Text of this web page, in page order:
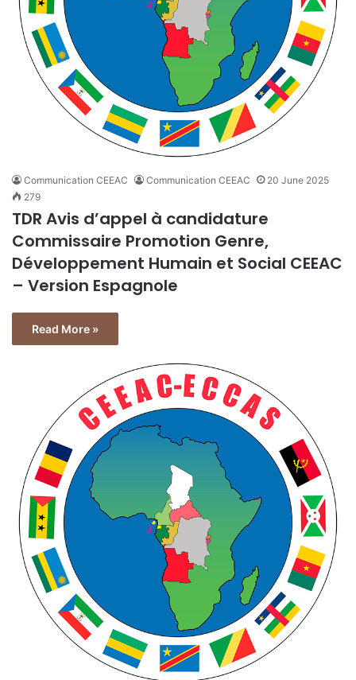
Communication CEEAC Communication CEEAC
20 June 2025
279
TDR Avis d’appel à candidature
Commissaire Promotion Genre,
Développement Humain et Social CEEAC
– Version Espagnole
Read More »